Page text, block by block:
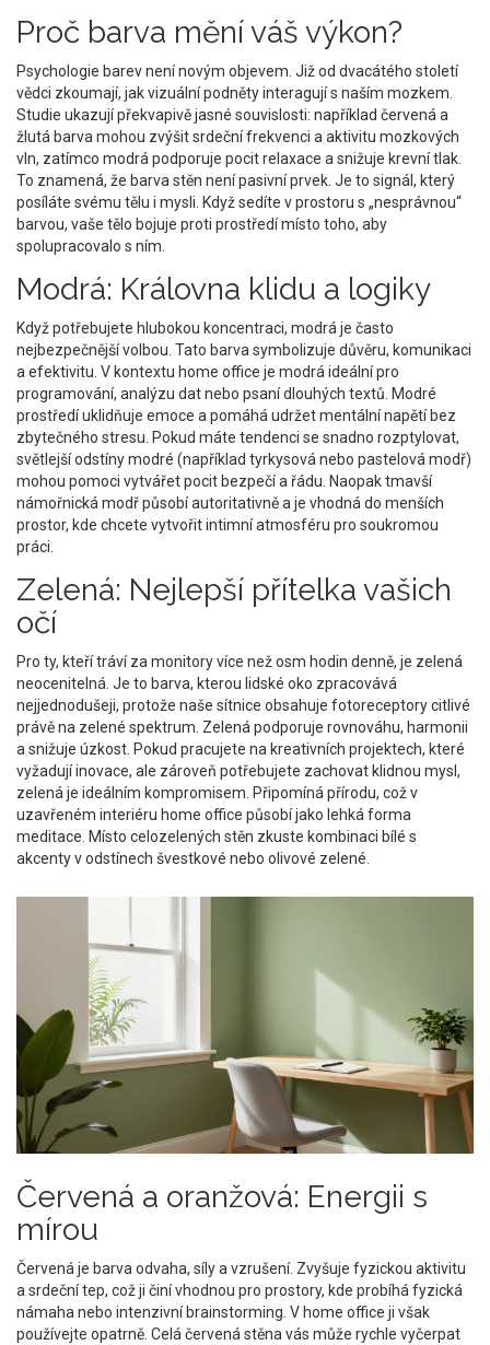
Proč barva mění váš výkon?
Psychologie barevnení novým objevem. Již od dvacátého století
vědci zkoumají, jak vizuální podněty interagují s naším mozkem.
Studie ukazují překvapivě jasné souvislosti: například červená a
žlutá barva mohou zvýšit srdeční frekvenci a aktivitu mozkových
vln, zatímco modrá podporuje pocit relaxace a snižuje krevní tlak.
To znamená, že barva stěn není pasivní prvek. Je to signál, který
posíláte svému tělu i mysli. Když sedíte v prostoru s „nesprávnou“
barvou, vaše tělo bojuje proti prostředí místo toho, aby
spolupracovalo s ním.
Modrá: Královna klidu a logiky
Když potřebujete hlubokou koncentraci, modrá je často
nejbezpečnější volbou. Tato barva symbolizuje důvěru, komunikaci
a efektivitu. V kontextu home office je modrá ideální pro
programování, analýzu dat nebo psaní dlouhých textů. Modré
prostředí uklidňuje emoce a pomáhá udržet mentální napětí bez
zbytečného stresu. Pokud máte tendenci se snadno rozptylovat,
světlejší odstíny modré (například tyrkysová nebo pastelová modř)
mohou pomoci vytvářet pocit bezpečí a řádu. Naopak tmavší
námořnická modř působí autoritativně a je vhodná do menších
prostor, kde chcete vytvořit intimní atmosféru pro soukromou
práci.
Zelená: Nejlepší přítelka vašich
očí
Pro ty, kteří tráví za monitory více než osm hodin denně, je zelená
neocenitelná. Je to barva, kterou lidské oko zpracovává
nejjednodušeji, protože naše sítnice obsahuje fotoreceptory citlivé
právě na zelené spektrum. Zelená podporuje rovnováhu, harmonii
a snižuje úzkost. Pokud pracujete na kreativních projektech, které
vyžadují inovace, ale zároveň potřebujete zachovat klidnou mysl,
zelená je ideálním kompromisem. Připomíná přírodu, což v
uzavřeném interiéru home office působí jako lehká forma
meditace. Místo celozelených stěn zkuste kombinaci bílé s
akcenty v odstínech švestkové nebo olivové zelené.
Červená a oranžová: Energii s
mírou
Červenáje barva odvaha, síly a vzrušení. Zvyšuje fyzickou aktivitu
a srdeční tep, což ji činí vhodnou pro prostory, kde probíhá fyzická
námaha nebo intenzivní brainstorming. V home office ji však
používejte opatrně. Celá červená stěna vás může rychle vyčerpat